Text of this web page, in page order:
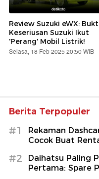
Review Suzuki eWX:
Keseriusan Suzuki Ikut
'Perang' Mobil Listrik!
Selasa, 18 Feb 2025 20:50 WIB
Berita Terpopuler
#1
Rekaman
Cocok Buat
#2
Daihatsu Paling
Pertama: Spare